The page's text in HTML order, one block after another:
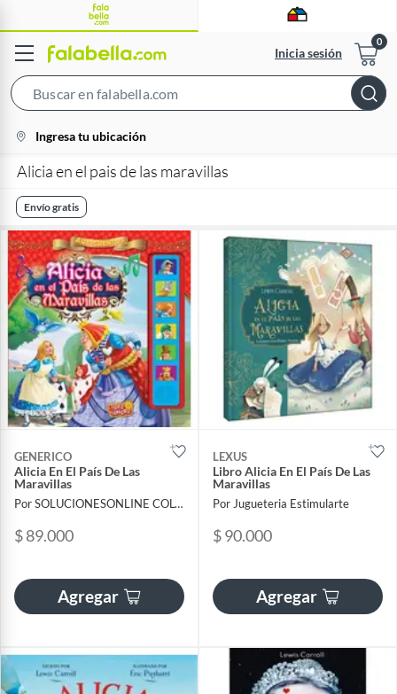
Inicia sesión
Bar
location-
icon
Ingresa tu ubicación
Alicia en el pais de las maravillas
Envío gratis
GENERICO
Alicia En El País De Las
Maravillas
Por SOLUCIONESONLINE COLOMBIA SAS
$ 89.000
Agregar
LEXUS
Libro Alicia En El País De Las
Maravillas
Por Jugueteria Estimularte
$ 90.000
Agregar